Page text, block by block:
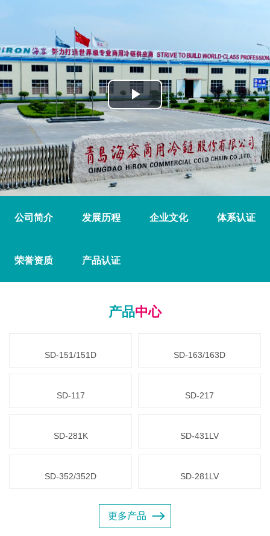
公司简介 发展历程 企业文化 体系认证
荣誉资质 产品认证
Play
Video
产品中心
SD-151/151D SD-163/163D
SD-117 SD-217
SD-281K SD-431LV
SD-352/352D SD-281LV
更多产品